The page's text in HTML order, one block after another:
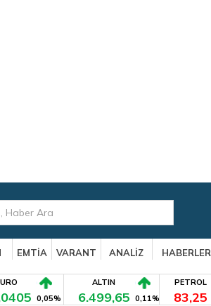
EMTİA VARANT ANALİZ HABERLER
0,05%
ALTIN
6.499,65 0,11%
PETROL
83,25